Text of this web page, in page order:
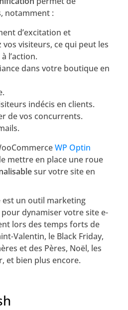
notamment :
d’excitation et
vos visiteurs, ce qui peut les
l’action.
dans votre boutique en
indécis en clients.
de vos concurrents.
WP Optin
mettre en place une roue
sur votre site en
un outil marketing
dynamiser votre site e-
lors des temps forts de
Valentin, le Black Friday,
et des Pères, Noël, les
et bien plus encore.